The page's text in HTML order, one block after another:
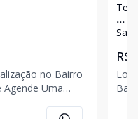
no Bairro
...
R$
Bairro